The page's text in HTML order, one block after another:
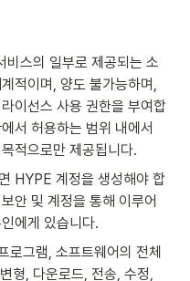
비스의 일부로 제공되는 소
적이며, 양도 불가능하며,
이선스 사용 권한을 부여합
서 허용하는 범위 내에서
적으로만 제공됩니다.
HYPE 계정을 생성해야 합
안 및 계정을 통해 이루어
에게 있습니다.
로그램, 소프트웨어의 전체
형, 다운로드, 전송, 수정,